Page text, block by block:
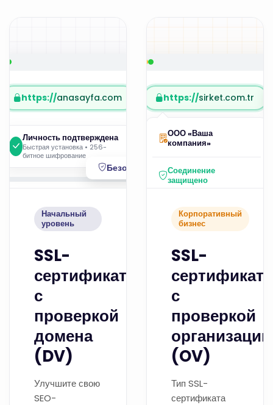
https://anasayfa.com
Личность подтверждена
Быстрая установка • 256-
битное шифрование
Безопасно
Начальный
уровень
SSL-
сертификаты
с
проверкой
домена
(DV)
Улучшите свою
SEO-
https://sirket.com.tr
ООО «Ваша
компания»
Соединение
защищено
Корпоративный
бизнес
SSL-
с
проверкой
организации
(OV)
Тип SSL-
сертификата